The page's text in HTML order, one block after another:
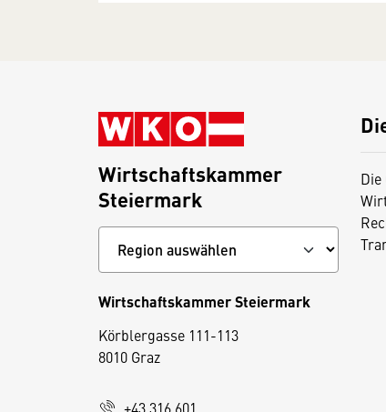
Die
Wirtschaftskammer
Steiermark
Wirtschaftskammer Steiermark
Körblergasse 111-113
8010 Graz
+43 316 601